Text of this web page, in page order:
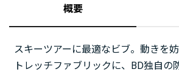
概要
スキーツアーに最適なビブ。動きを
トレッチファブリックに、BD独自の